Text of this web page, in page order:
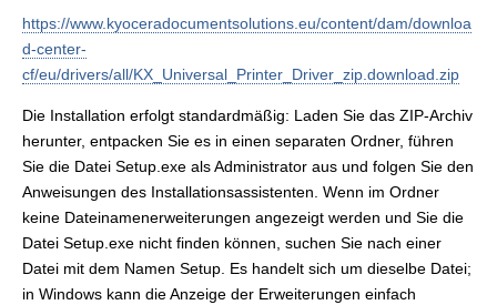
https://www.kyoceradocumentsolutions.eu/content/dam/downloa
d-center-
cf/eu/drivers/all/KX_Universal_Printer_Driver_zip.download.zip
Die Installation erfolgt standardmäßig: Laden Sie das ZIP-Archiv
herunter, entpacken Sie es in einen separaten Ordner, führen
Sie die Datei Setup.exe als Administrator aus und folgen Sie den
Anweisungen des Installationsassistenten. Wenn im Ordner
keine Dateinamenerweiterungen angezeigt werden und Sie die
Datei Setup.exe nicht finden können, suchen Sie nach einer
Datei mit dem Namen Setup. Es handelt sich um dieselbe Datei;
in Windows kann die Anzeige der Erweiterungen einfach